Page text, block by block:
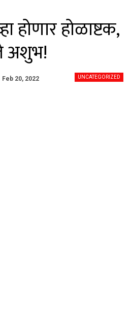
होणार होळाष्टक,
अशुभ!
UNCATEGORIZED
Feb 20, 2022